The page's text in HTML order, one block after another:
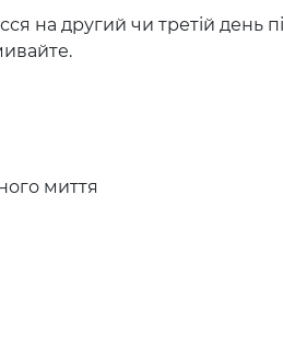
на другий чи третій
миття